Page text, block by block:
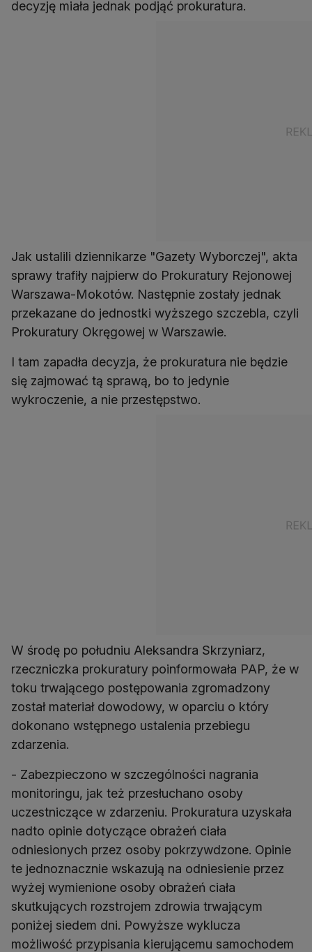
decyzję miała jednak podjąć prokuratura.
Jak ustalili dziennikarze "Gazety Wyborczej", akta
sprawy trafiły najpierw do Prokuratury Rejonowej
Warszawa-Mokotów. Następnie zostały jednak
przekazane do jednostki wyższego szczebla, czyli
Prokuratury Okręgowej w Warszawie.
I tam zapadła decyzja, że prokuratura nie będzie
się zajmować tą sprawą, bo to jedynie
wykroczenie, a nie przestępstwo.
W środę po południu Aleksandra Skrzyniarz,
rzeczniczka prokuratury poinformowała PAP, że w
toku trwającego postępowania zgromadzony
został materiał dowodowy, w oparciu o który
dokonano wstępnego ustalenia przebiegu
zdarzenia.
- Zabezpieczono w szczególności nagrania
monitoringu, jak też przesłuchano osoby
uczestniczące w zdarzeniu. Prokuratura uzyskała
nadto opinie dotyczące obrażeń ciała
odniesionych przez osoby pokrzywdzone. Opinie
te jednoznacznie wskazują na odniesienie przez
wyżej wymienione osoby obrażeń ciała
skutkujących rozstrojem zdrowia trwającym
poniżej siedem dni. Powyższe wyklucza
możliwość przypisania kierującemu samochodem